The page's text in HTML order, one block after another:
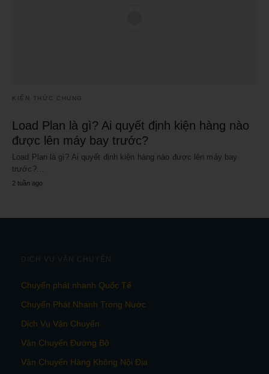
KIẾN THỨC CHUNG
Load Plan là gì? Ai quyết định kiện hàng nào
được lên máy bay trước?
Load Plan là gì? Ai quyết định kiện hàng nào được lên máy bay
trước?…
2 tuần ago
DỊCH VỤ VẬN CHUYỂN
Chuyển phát nhanh Quốc Tế
Chuyển Phát Nhanh Trong Nước
Dịch Vụ Vận Chuyển
Vận Chuyển Đường Bộ
Vận Chuyển Hàng Không Nội Địa